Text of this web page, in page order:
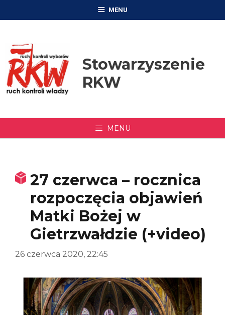
MENU
Stowarzyszenie
RKW
MENU
27 czerwca – rocznica
rozpoczęcia objawień
Matki Bożej w
Gietrzwałdzie (+video)
26 czerwca 2020, 22:45